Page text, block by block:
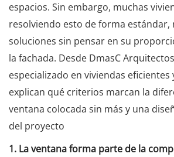
espacios. Sin embargo, muchas
resolviendo esto de forma estándar,
soluciones sin pensar en su
la fachada. Desde DmasC
especializado en viviendas eficientes
explican qué criterios marcan la
ventana colocada sin más y una
del proyecto
1. La ventana forma parte de la